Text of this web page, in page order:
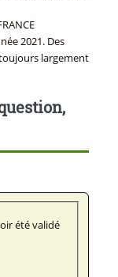
2021. Des
largement
été validé